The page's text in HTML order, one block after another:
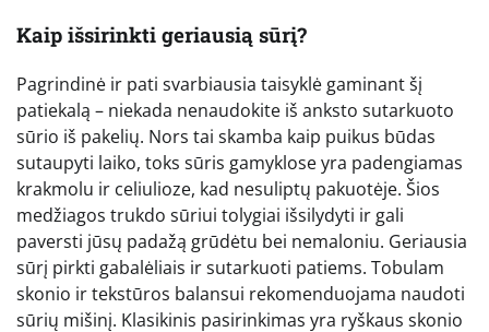
Kaip išsirinkti geriausią sūrį?
Pagrindinė ir pati svarbiausia taisyklė gaminant šį
patiekalą – niekada nenaudokite iš anksto sutarkuoto
sūrio iš pakelių. Nors tai skamba kaip puikus būdas
sutaupyti laiko, toks sūris gamyklose yra padengiamas
krakmolu ir celiulioze, kad nesuliptų pakuotėje. Šios
medžiagos trukdo sūriui tolygiai išsilydyti ir gali
paversti jūsų padažą grūdėtu bei nemaloniu. Geriausia
sūrį pirkti gabalėliais ir sutarkuoti patiems. Tobulam
skonio ir tekstūros balansui rekomenduojama naudoti
sūrių mišinį. Klasikinis pasirinkimas yra ryškaus skonio